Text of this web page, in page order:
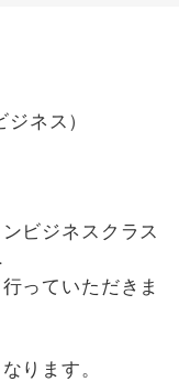
ネス）
ビジネスクラス
っていただきま
ります。